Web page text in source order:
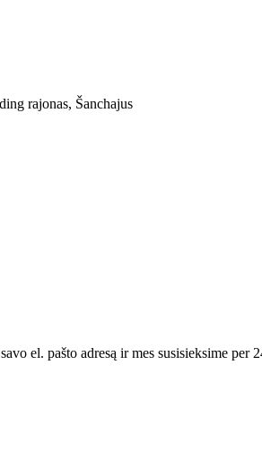
rajonas, Šanchajus
el. pašto adresą ir mes susisieksime per